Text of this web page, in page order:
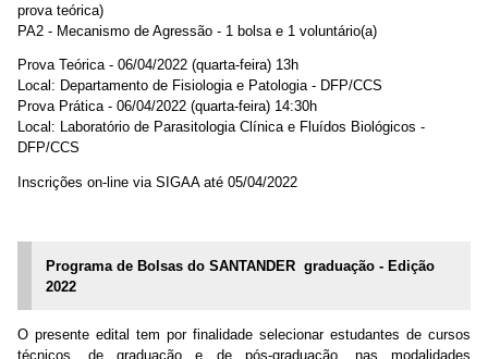
prova teórica)
PA2 - Mecanismo de Agressão - 1 bolsa e 1 voluntário(a)
Prova Teórica - 06/04/2022 (quarta-feira) 13h
Local: Departamento de Fisiologia e Patologia - DFP/CCS
Prova Prática - 06/04/2022 (quarta-feira) 14:30h
Local: Laboratório de Parasitologia Clínica e Fluídos Biológicos -
DFP/CCS
Inscrições on-line via SIGAA até 05/04/2022
Programa de Bolsas do SANTANDER graduação - Edição
2022
O presente edital tem por finalidade selecionar estudantes de cursos
técnicos, de graduação e de pós-graduação, nas modalidades